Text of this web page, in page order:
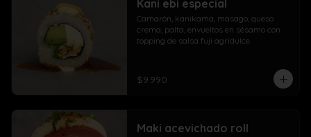
Kani ebi especial
Camarón, kanikama, masago, queso
crema, palta, envueltos en sésamo con
topping de salsa fuji agridulce
$9.990
Maki acevichado roll